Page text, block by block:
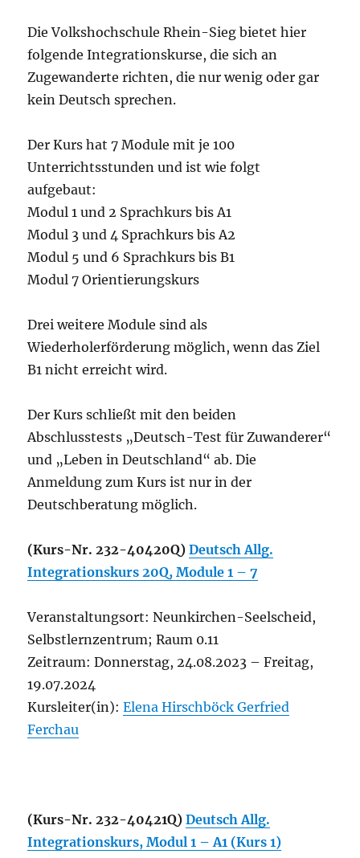
Die Volkshochschule Rhein-Sieg bietet hier
folgende Integrationskurse, die sich an
Zugewanderte richten, die nur wenig oder gar
kein Deutsch sprechen.
Der Kurs hat 7 Module mit je 100
Unterrichtsstunden und ist wie folgt
aufgebaut:
Modul 1 und 2 Sprachkurs bis A1
Modul 3 und 4 Sprachkurs bis A2
Modul 5 und 6 Sprachkurs bis B1
Modul 7 Orientierungskurs
Drei weitere Module sind als
Wiederholerförderung möglich, wenn das Ziel
B1 nicht erreicht wird.
Der Kurs schließt mit den beiden
Abschlusstests „Deutsch-Test für Zuwanderer“
und „Leben in Deutschland“ ab. Die
Anmeldung zum Kurs ist nur in der
Deutschberatung möglich.
(Kurs-Nr. 232-40420Q)Deutsch Allg.
Integrationskurs 20Q, Module 1 – 7
Veranstaltungsort: Neunkirchen-Seelscheid,
Selbstlernzentrum; Raum 0.11
Zeitraum: Donnerstag, 24.08.2023 – Freitag,
19.07.2024
Kursleiter(in):Elena HirschböckGerfried
Ferchau
(Kurs-Nr. 232-40421Q)Deutsch Allg.
Integrationskurs, Modul 1 – A1 (Kurs 1)